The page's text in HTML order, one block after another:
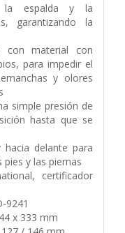
la espalda y la
garantizando la
con material con
para impedir el
y olores
simple presión de
hasta que se
hacia delante para
y las piernas
certificador
9241
x 333 mm